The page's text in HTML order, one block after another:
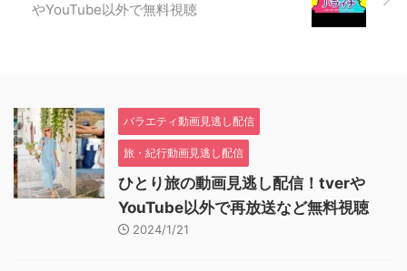
やYouTube以外で無料視聴
バラエティ動画見逃し配信
旅・紀行動画見逃し配信
ひとり旅の動画見逃し配信！tverや
YouTube以外で再放送など無料視聴
2024/1/21